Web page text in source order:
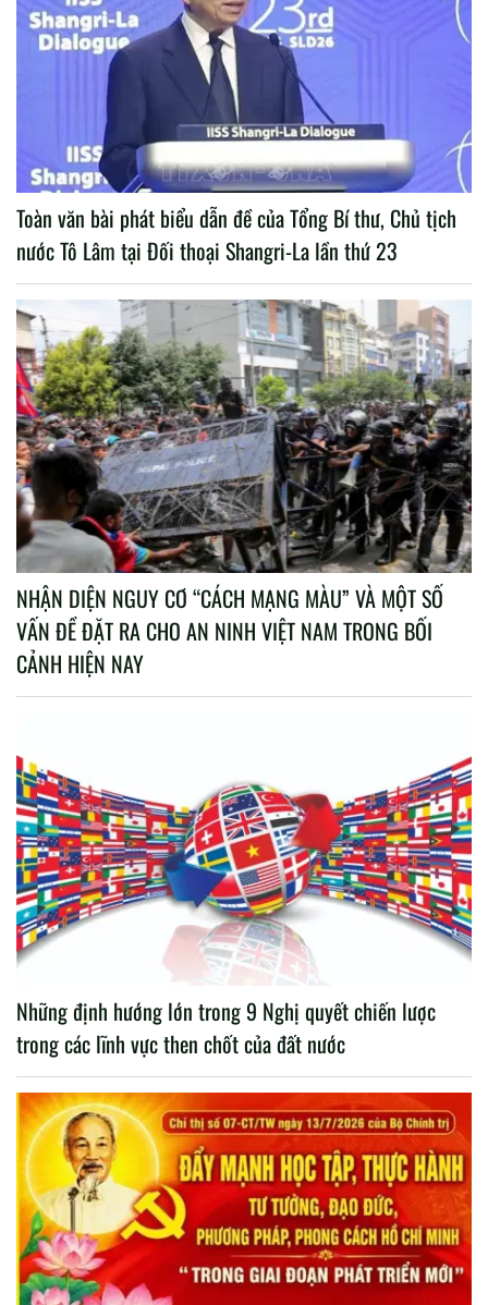
Toàn văn bài phát biểu dẫn đề của Tổng Bí thư, Chủ tịch
nước Tô Lâm tại Đối thoại Shangri-La lần thứ 23
NHẬN DIỆN NGUY CƠ “CÁCH MẠNG MÀU” VÀ MỘT SỐ
VẤN ĐỀ ĐẶT RA CHO AN NINH VIỆT NAM TRONG BỐI
CẢNH HIỆN NAY
Những định hướng lớn trong 9 Nghị quyết chiến lược
trong các lĩnh vực then chốt của đất nước